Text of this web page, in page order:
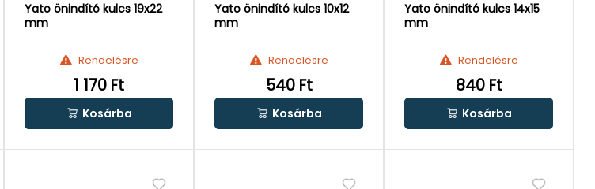
Yato önindító kulcs 19x22
mm
Rendelésre
1 170 Ft
Kosárba
Yato önindító kulcs 10x12
mm
Rendelésre
540 Ft
Kosárba
Yato önindító kulcs 14x15
mm
Rendelésre
840 Ft
Kosárba